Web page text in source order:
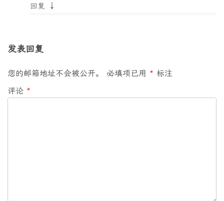
回复 ↓
发表回复
您的邮箱地址不会被公开。 必填项已用 * 标注
评论 *